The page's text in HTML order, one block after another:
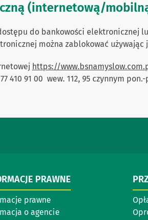
(internetową/
do bankowości elektronicznej
można zablokować używając
https://
91 00 wew. 112, 95 czynnym pon.-
PRAWNE
prawne
o agencie